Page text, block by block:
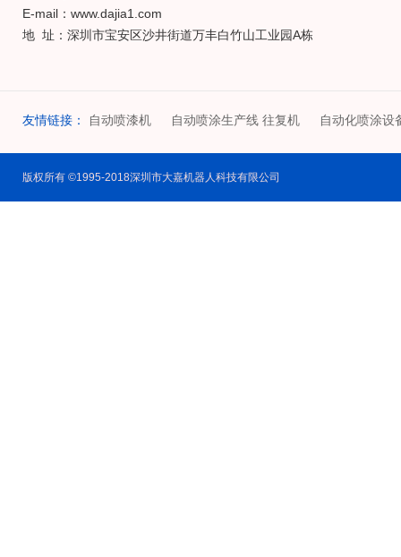
E-mail：www.dajia1.com
地 址：深圳市宝安区沙井街道万丰白竹山工业园A栋
友情链接： 自动喷漆机 自动喷涂生产线 往复机 自动化喷涂设
版权所有 ©1995-2018深圳市大嘉机器人科技有限公司